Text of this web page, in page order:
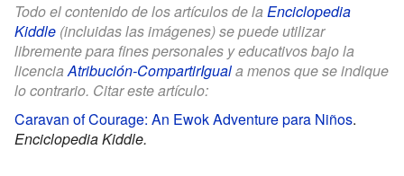
Todo el contenido de los artículos de la Enciclopedia
Kiddle (incluidas las imágenes) se puede utilizar
libremente para fines personales y educativos bajo la
licenciaAtribución-CompartirIguala menos que se indique
lo contrario. Citar este artículo:
Caravan of Courage: An Ewok Adventure para Niños.
Enciclopedia Kiddle.